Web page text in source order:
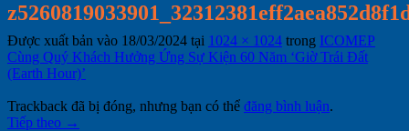
Được xuất bản vào 18/03/2024 tại 1024 × 1024 trong ICOMEP
Cùng Quý Khách Hưởng Ứng Sự Kiện 60 Năm ‘Giờ Trái Đất
(Earth Hour)’
Trackback đã bị đóng, nhưng bạn có thể đăng bình luận.
Tiếp theo →